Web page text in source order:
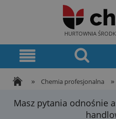
HURTOWNIA
» Chemia profesjonalna »
Masz pytania odnośnie